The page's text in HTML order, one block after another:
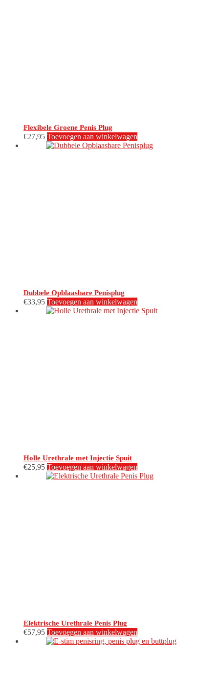
Flexibele Groene Penis Plug
€27,95 Toevoegen aan winkelwagen
Dubbele Opblaasbare Penisplug
€33,95 Toevoegen aan winkelwagen
Holle Urethrale met Injectie Spuit
€25,95 Toevoegen aan winkelwagen
Elektrische Urethrale Penis Plug
€57,95 Toevoegen aan winkelwagen